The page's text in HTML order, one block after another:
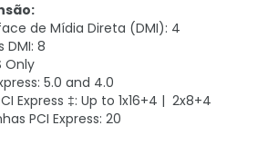
de Mídia Direta (DMI): 4
DMI: 8
Only
5.0 and 4.0
Express ‡: Up to 1x16+4 | 2x8+4
PCI Express: 20